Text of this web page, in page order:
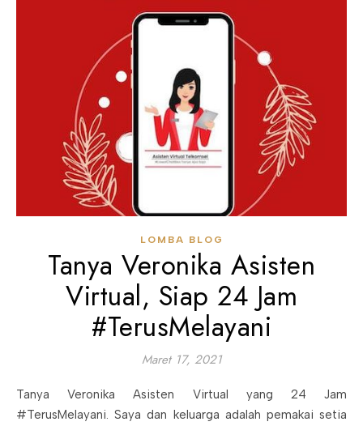
LOMBA BLOG
Tanya Veronika Asisten
Virtual, Siap 24 Jam
#TerusMelayani
Maret 17, 2021
Tanya Veronika Asisten Virtual yang 24 Jam
#TerusMelayani. Saya dan keluarga adalah pemakai setia